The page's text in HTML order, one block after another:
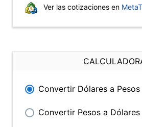
Ver las cotizaciones en
Convertir Dólares a Pesos
Convertir Pesos a Dólares